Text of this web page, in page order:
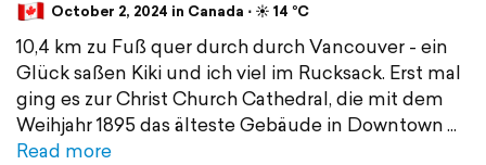
October 2, 2024 in Canada ⋅ ☀️ 14 °C
10,4 km zu Fuß quer durch durch Vancouver - ein
Glück saßen Kiki und ich viel im Rucksack. Erst mal
ging es zur Christ Church Cathedral, die mit dem
Weihjahr 1895 das älteste Gebäude in Downtown
Read more